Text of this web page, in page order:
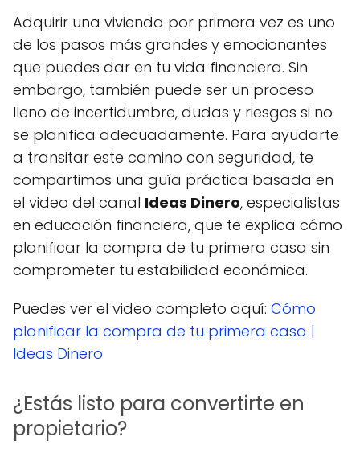
Adquirir una vivienda por primera vez es uno
de los pasos más grandes y emocionantes
que puedes dar en tu vida financiera. Sin
embargo, también puede ser un proceso
lleno de incertidumbre, dudas y riesgos si no
se planifica adecuadamente. Para ayudarte
a transitar este camino con seguridad, te
compartimos una guía práctica basada en
el video del canal Ideas Dinero, especialistas
en educación financiera, que te explica cómo
planificar la compra de tu primera casa sin
comprometer tu estabilidad económica.
Puedes ver el video completo aquí: Cómo
planificar la compra de tu primera casa |
Ideas Dinero
¿Estás listo para convertirte en
propietario?